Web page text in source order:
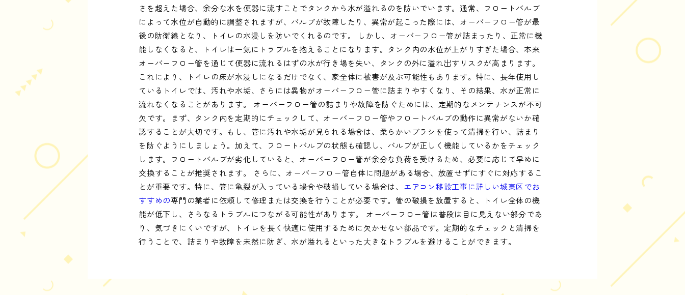
さを超えた場合、余分な水を便器に流すことでタンクから水が溢れるのを防いでいます。通常、フロートバルブ
によって水位が自動的に調整されますが、バルブが故障したり、異常が起こった際には、オーバーフロー管が最
後の防衛線となり、トイレの水浸しを防いでくれるのです。 しかし、オーバーフロー管が詰まったり、正常に機
能しなくなると、トイレは一気にトラブルを抱えることになります。タンク内の水位が上がりすぎた場合、本来
オーバーフロー管を通じて便器に流れるはずの水が行き場を失い、タンクの外に溢れ出すリスクが高まります。
これにより、トイレの床が水浸しになるだけでなく、家全体に被害が及ぶ可能性もあります。特に、長年使用し
ているトイレでは、汚れや水垢、さらには異物がオーバーフロー管に詰まりやすくなり、その結果、水が正常に
流れなくなることがあります。 オーバーフロー管の詰まりや故障を防ぐためには、定期的なメンテナンスが不可
欠です。まず、タンク内を定期的にチェックして、オーバーフロー管やフロートバルブの動作に異常がないか確
認することが大切です。もし、管に汚れや水垢が見られる場合は、柔らかいブラシを使って清掃を行い、詰まり
を防ぐようにしましょう。加えて、フロートバルブの状態も確認し、バルブが正しく機能しているかをチェック
します。フロートバルブが劣化していると、オーバーフロー管が余分な負荷を受けるため、必要に応じて早めに
交換することが推奨されます。 さらに、オーバーフロー管自体に問題がある場合、放置せずにすぐに対応するこ
とが重要です。特に、管に亀裂が入っている場合や破損している場合は、 エアコン移設工事に詳しい城東区でお
すすめの専門の業者に依頼して修理または交換を行うことが必要です。管の破損を放置すると、トイレ全体の機
能が低下し、さらなるトラブルにつながる可能性があります。 オーバーフロー管は普段は目に見えない部分であ
り、気づきにくいですが、トイレを長く快適に使用するために欠かせない部品です。定期的なチェックと清掃を
行うことで、詰まりや故障を未然に防ぎ、水が溢れるといった大きなトラブルを避けることができます。